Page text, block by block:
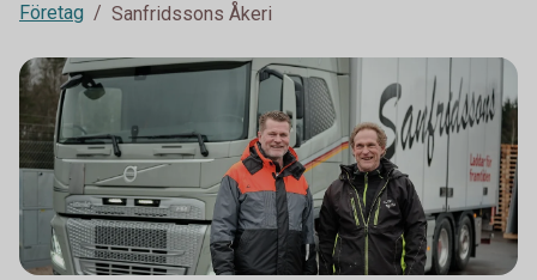
Företag Sanfridssons Åkeri